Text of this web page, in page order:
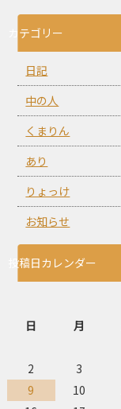
カテゴリー
日記
中の人
くまりん
あり
りょっけ
お知らせ
投稿日カレンダー
日
月
2
3
9
10